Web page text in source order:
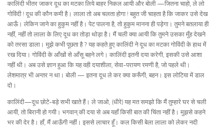
कालिंदी भीतर जाकर दूध का मटका लिये बाहर निकल आयी और बोली —जितना चाहो, ले लो
गोविंदी ! दूध की कौन कमी है। लाला तो अब चलता होगा ! बहुत जी चाहता है कि जाकर उसे देख
आऊँ। लेकिन जाने का हुकुम नहीं है। पेट पालना है, तो हुकुम मानना ही पड़ेगा। तुमने बतलाया ही
नहीं, नहीं तो लाला के लिए दूध का तोड़ा थोड़ा है। मैं चली क्या आयी कि तुमने उसका मुँह देखने
को तरसा डाला। मुझे कभी पूछता है ? यह कहते हुए कालिंदी ने दूध का मटका गोविंदी के हाथ में
रख दिया। गोविंदी के आँखों से आँसू बहने लगे। कालिंदी इतनी दया करेगी, इसकी उसे आशा
नहीं थी। अब उसे ज्ञान हुआ कि यह वही दयाशीला, सेवा-परायण रमणी है, जो पहले थी।
लेशमात्र भी अन्तर न था। बोली — इतना दूध ले कर क्या करूँगी, बहन। इस लोटिया में डाल
दो।
कालिंदी—दूध छोटे-बड़े सभी खाते हैं। ले जाओ, (धीरे) यह मत समझो कि मैं तुम्हारे घर से चली
आयी, तो बिरानी हो गयी। भगवान् की दया से अब यहाँ किसी बात की चिंता नहीं है। मुझसे कहने
भर की देर है। हाँ, मैं आऊँगी नहीं। इससे लाचार हूँ। कल किसी बेला लाला को लेकर नदी